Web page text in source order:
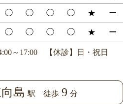
◯ ◯ ◯ ◯ ★ ー
◯ ◯ ◯ ◯ ★ ー
～17:00 【休診】日・祝日
島 駅 徒歩 9 分